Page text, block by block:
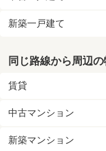
新築一戸建て
同じ路線から周辺
賃貸
中古マンション
新築マンション